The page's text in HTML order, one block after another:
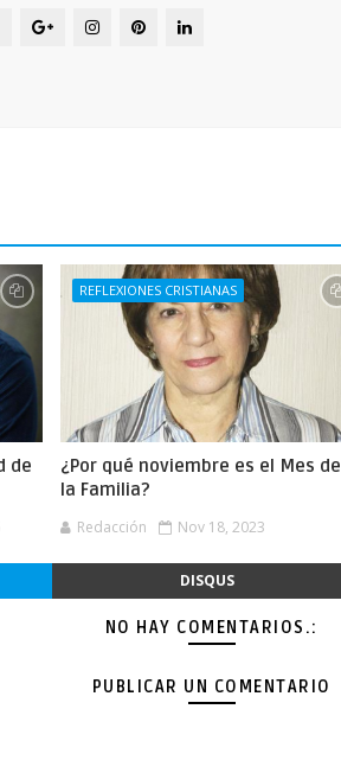
de
REFLEXIONES CRISTIANAS
¿Por qué noviembre es el Mes de
la Familia?
Redacción Nov 18, 2023
DISQUS
NO HAY COMENTARIOS.:
PUBLICAR UN COMENTARIO